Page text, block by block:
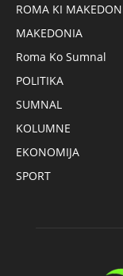
ROMA KI
MAKEDONIA
Roma Ko Sumnal
POLITIKA
SUMNAL
KOLUMNE
EKONOMIJA
SPORT